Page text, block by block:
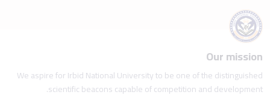
Our mission
We aspire for Irbid National University to be one of the distinguished
scientific beacons capable of competition and development.